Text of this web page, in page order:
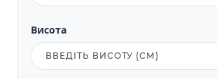
Висота